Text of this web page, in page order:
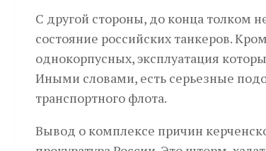
С другой стороны, до конца толком
состояние российских танкеров.
однокорпусных, эксплуатация
Иными словами, есть серьезные
транспортного флота.
Вывод о комплексе причин